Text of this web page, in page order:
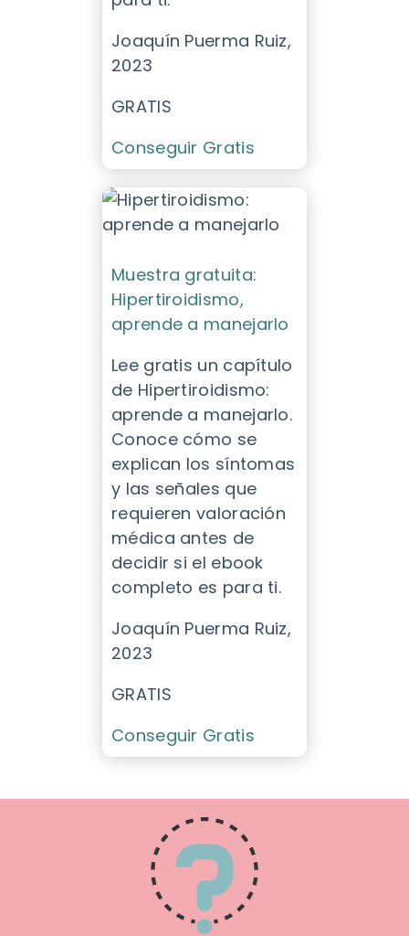
Joaquín Puerma Ruiz,
2023
GRATIS
Conseguir Gratis
Muestra gratuita:
Hipertiroidismo,
aprende a manejarlo
Lee gratis un capítulo
de Hipertiroidismo:
aprende a manejarlo.
Conoce cómo se
explican los síntomas
y las señales que
requieren valoración
médica antes de
decidir si el ebook
completo es para ti.
Joaquín Puerma Ruiz,
2023
GRATIS
Conseguir Gratis